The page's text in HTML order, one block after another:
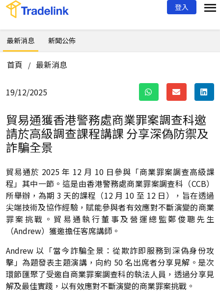
登入
最新消息 新聞公佈
首頁 / 最新消息
19/12/2025
貿易通獲香港警務處商業罪案調查科邀
請於高級調查課程講課 分享深偽防禦及
詐騙全景
貿易通於 2025 年 12 月 10 日參與「商業罪案調查高級課
程」其中一節。這是由香港警務處商業罪案調查科（CCB）
所舉辦，為期 3 天的課程（12 月 10 至 12 日），旨在透過
尖端技術及協作經驗，賦能參與者有效應對不斷演變的商業
罪案挑戰。貿易通執行董事及營運總監鄭俊聰先生
（Andrew）獲邀擔任客席講師。
Andrew 以「當今詐騙全景：從欺詐即服務到深偽身份攻
擊」為題發表主題演講，向約 50 名出席者分享見解。是次
環節匯聚了受邀自商業罪案調查科的執法人員，透過分享見
解及最佳實踐，以有效應對不斷演變的商業罪案挑戰。